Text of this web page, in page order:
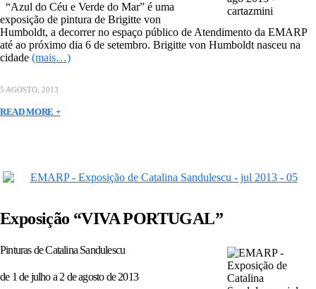
“Azul do Céu e Verde do Mar” é uma
exposição de pintura de Brigitte von
Humboldt, a decorrer no espaço público de Atendimento da EMARP
até ao próximo dia 6 de setembro. Brigitte von Humboldt nasceu na
cidade (mais…)
5 AGOSTO, 2013
READ MORE +
Exposição “VIVA PORTUGAL”
Pinturas de Catalina Sandulescu
de 1 de julho a 2 de agosto de 2013